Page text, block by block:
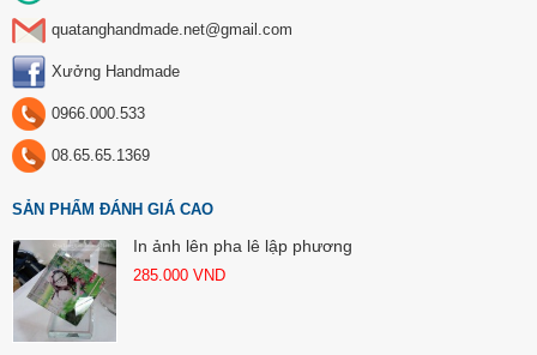
quatanghandmade.net@gmail.com
Xưởng Handmade
0966.000.533
08.65.65.1369
SẢN PHẨM ĐÁNH GIÁ CAO
In ảnh lên pha lê lập phương
285.000 VND